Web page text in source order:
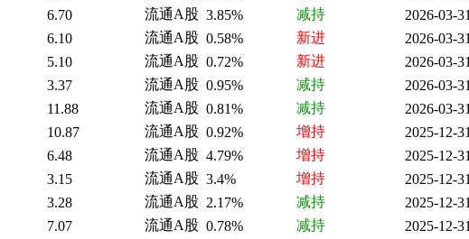
6.70 流通A股 3.85% 减持
2026-03-31
6.10 流通A股 0.58% 新进
2026-03-31
5.10 流通A股 0.72% 新进
2026-03-31
3.37 流通A股 0.95% 减持
2026-03-31
11.88 流通A股 0.81% 减持
2026-03-31
10.87 流通A股 0.92% 增持
2025-12-31
6.48 流通A股 4.79% 增持
2025-12-31
3.15 流通A股 3.4% 增持
2025-12-31
3.28 流通A股 2.17% 减持
2025-12-31
7.07 流通A股 0.78% 减持
2025-12-31